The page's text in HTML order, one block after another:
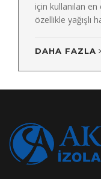
için kullanılan
özellikle yağışlı
DAHA FAZLA